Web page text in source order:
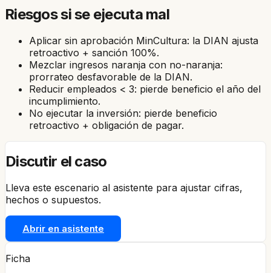
Riesgos si se ejecuta mal
Aplicar sin aprobación MinCultura: la DIAN ajusta
retroactivo + sanción 100%.
Mezclar ingresos naranja con no-naranja:
prorrateo desfavorable de la DIAN.
Reducir empleados < 3: pierde beneficio el año del
incumplimiento.
No ejecutar la inversión: pierde beneficio
retroactivo + obligación de pagar.
Discutir el caso
Lleva este escenario al asistente para ajustar cifras,
hechos o supuestos.
Abrir en asistente
Ficha